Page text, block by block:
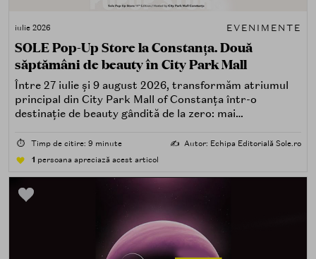
iulie 2026 EVENIMENTE
SOLE Pop-Up Store la Constanța. Două
săptămâni de beauty în City Park Mall
Între 27 iulie și 9 august 2026, transformăm atriumul
principal din City Park Mall of Constanța într-o
destinație de beauty gândită de la zero: mai
care îți place, de fapt, să descoperi produse — testând,
atingând, comparând, întrebând.
⏱️ Timp de citire: 9 minute ✍️ Autor: Echipa Editorială Sole.ro
1 persoana apreciază acest articol